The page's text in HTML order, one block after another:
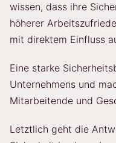
wissen, dass ihre
höherer
mit direktem Einfluss
Eine starke
Unternehmens und
Mitarbeitende und
Letztlich geht die